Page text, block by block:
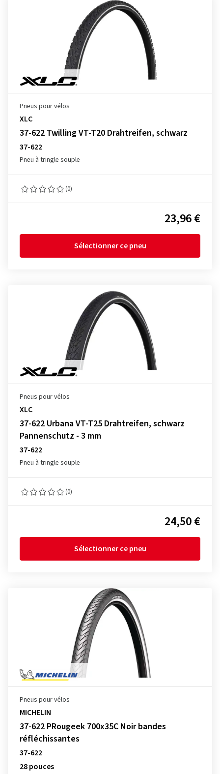
Pneus pour vélos
XLC
37-622 Twilling VT-T20 Drahtreifen, schwarz
37-622
Pneu à tringle souple
(0)
23,96 €
Sélectionner ce pneu
Pneus pour vélos
XLC
37-622 Urbana VT-T25 Drahtreifen, schwarz
Pannenschutz - 3 mm
37-622
Pneu à tringle souple
(0)
24,50 €
Sélectionner ce pneu
Pneus pour vélos
MICHELIN
37-622 PRougeek 700x35C Noir bandes
réfléchissantes
37-622
28 pouces